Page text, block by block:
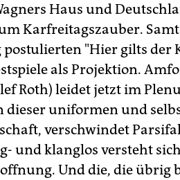
Haus und
Karfreitagszauber. Samt
postulierten "Hier gilts der
als Projektion.
Roth) leidet jetzt im
dieser uniformen und
verschwindet
und klanglos versteht
Und die, die übrig